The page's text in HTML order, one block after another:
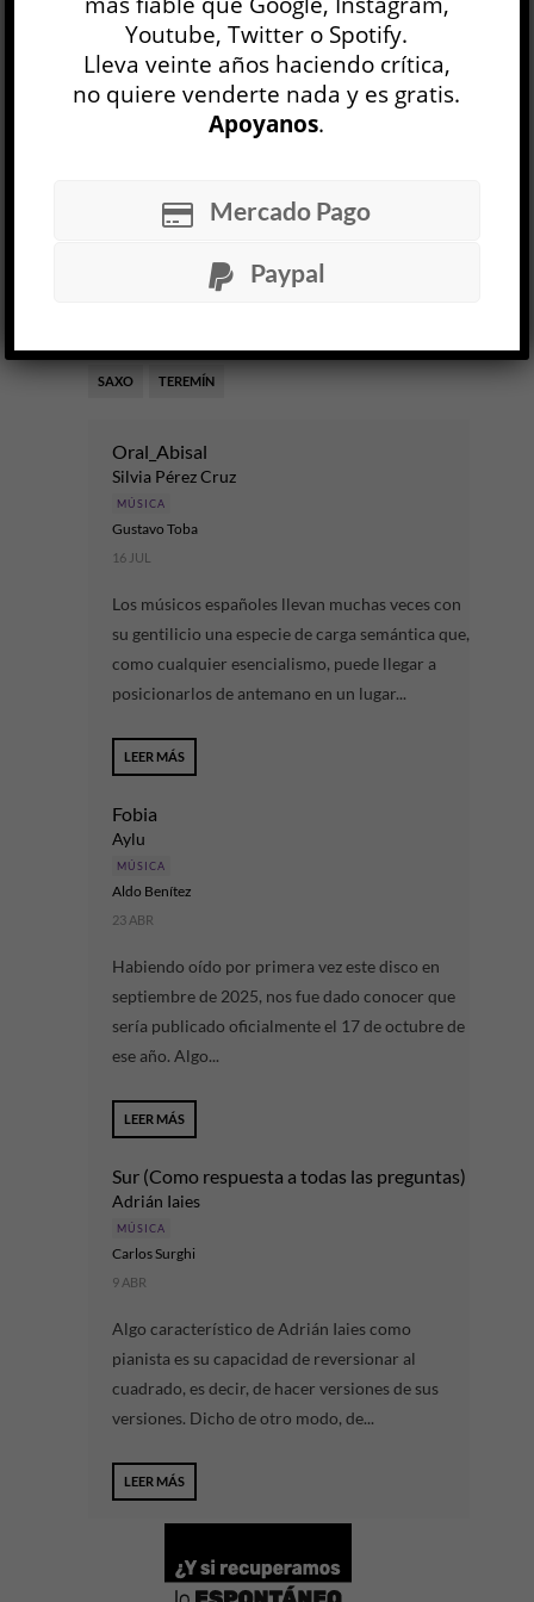
Records, 2025.
Facebook 0 Twitter 0
15 MAY, 2025
COMPOSITORES DISCO
SAXO TEREMÍN
Oral_Abisal
Silvia Pérez Cruz
MÚSICA
Gustavo Toba
16 JUL
Los músicos españoles llevan muchas veces con
su gentilicio una especie de carga semántica que,
como cualquier esencialismo, puede llegar a
posicionarlos de antemano en un lugar...
LEER MÁS
Fobia
Aylu
MÚSICA
Aldo Benítez
23 ABR
Habiendo oído por primera vez este disco en
septiembre de 2025, nos fue dado conocer que
sería publicado oficialmente el 17 de octubre de
ese año. Algo...
LEER MÁS
Sur (Como respuesta a todas las preguntas)
Adrián Iaies
MÚSICA
Carlos Surghi
9 ABR
Algo característico de Adrián Iaies como
pianista es su capacidad de reversionar al
cuadrado, es decir, de hacer versiones de sus
versiones. Dicho de otro modo, de...
LEER MÁS
Youtube, Twitter o Spotify.
Lleva veinte años haciendo crítica,
no quiere venderte nada y es gratis.
Apoyanos.
Mercado Pago
Paypal